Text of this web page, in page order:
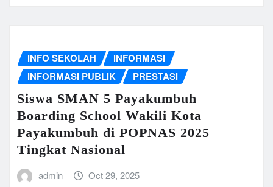
INFO SEKOLAH
INFORMASI
INFORMASI PUBLIK
PRESTASI
Siswa SMAN 5 Payakumbuh
Boarding School Wakili Kota
Payakumbuh di POPNAS 2025
Tingkat Nasional
admin Oct 29, 2025